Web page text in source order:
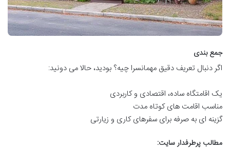
جمع بندی
اگر دنبال تعریف دقیق مهمانسرا چیه؟ بودید، حالا می دونید:
یک اقامتگاه ساده، اقتصادی و کاربردی
مناسب اقامت های کوتاه مدت
گزینه ای به صرفه برای سفرهای کاری و زیارتی
مطالب پرطرفدار سایت: